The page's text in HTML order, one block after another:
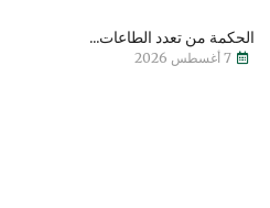
الحكمة من تعدد الطاعات...
7 أغسطس 2026